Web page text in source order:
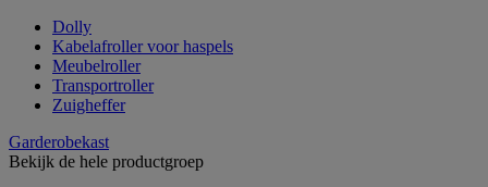
Dolly
Kabelafroller voor haspels
Meubelroller
Transportroller
Zuigheffer
Garderobekast
Bekijk de hele productgroep